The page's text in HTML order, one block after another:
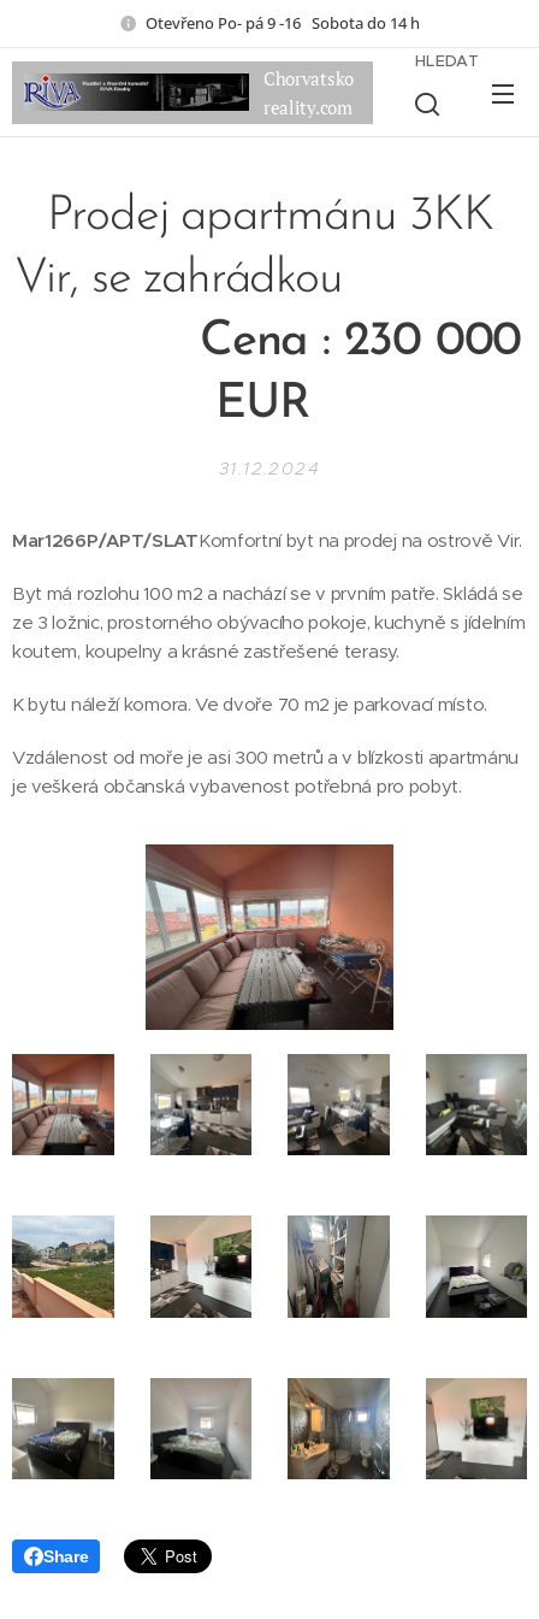
Otevřeno Po- pá 9 -16 Sobota do 14 h
Chorvatsko
reality.com
HLEDAT
Prodej apartmánu 3KK
Vir, se zahrádkou
Cena : 230 000
EUR
31.12.2024
Mar1266P/APT/SLATKomfortní byt na prodej na ostrově Vir.
Byt má rozlohu 100 m2 a nachází se v prvním patře. Skládá se
ze 3 ložnic, prostorného obývacího pokoje, kuchyně s jídelním
koutem, koupelny a krásné zastřešené terasy.
K bytu náleží komora. Ve dvoře 70 m2 je parkovací místo.
Vzdálenost od moře je asi 300 metrů a v blízkosti apartmánu
je veškerá občanská vybavenost potřebná pro pobyt.
Share